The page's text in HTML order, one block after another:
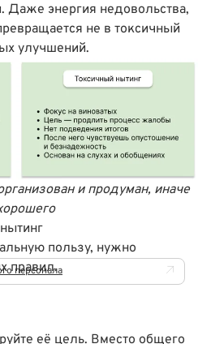
Даже энергия недовольства,
не в токсичный
улучшений.
и продуман, иначе
пользу, нужно
правил.
персонала
её цель. Вместо общего